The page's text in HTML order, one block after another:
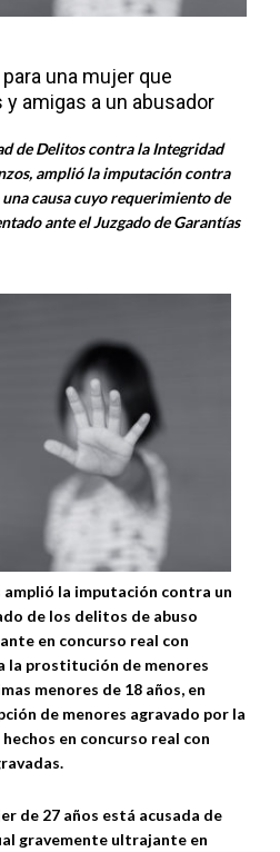
una mujer que
amigas a un abusador
de Delitos contra la Integridad
amplió la imputación contra
causa cuyo requerimiento de
ante el Juzgado de Garantías
amplió la imputación contra un
de los delitos de abuso
en concurso real con
la prostitución de menores
menores de 18 años, en
de menores agravado por la
en concurso real con
de 27 años está acusada de
gravemente ultrajante en